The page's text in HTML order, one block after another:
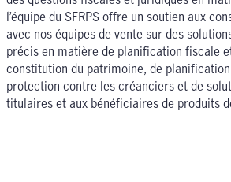
l’équipe du SFRPS offre un soutien aux
avec nos équipes de vente sur des
précis en matière de planification fiscale
constitution du patrimoine, de
protection contre les créanciers et de
titulaires et aux bénéficiaires de produits